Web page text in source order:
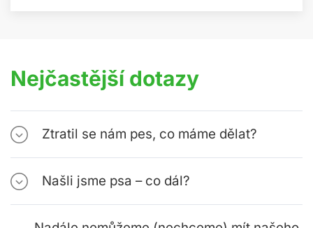
Nejčastější dotazy
Ztratil se nám pes, co máme dělat?
Našli jsme psa – co dál?